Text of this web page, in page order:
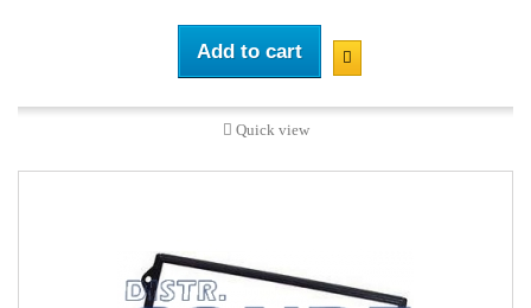
Add to cart
Quick view